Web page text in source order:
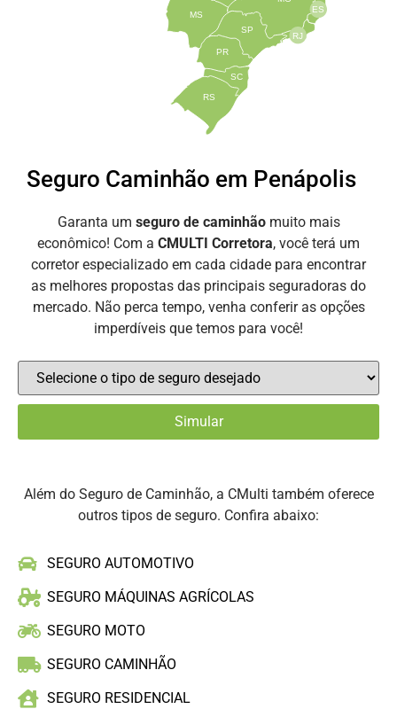
MS
PR
SC
RS
SP
RJ
ES
Seguro Caminhão em Penápolis
Garanta um seguro de caminhão muito mais
econômico! Com a CMULTI Corretora, você terá um
corretor especializado em cada cidade para encontrar
as melhores propostas das principais seguradoras do
mercado. Não perca tempo, venha conferir as opções
imperdíveis que temos para você!
Além do Seguro de Caminhão, a CMulti também oferece
outros tipos de seguro. Confira abaixo:
SEGURO AUTOMOTIVO
SEGURO MÁQUINAS AGRÍCOLAS
SEGURO MOTO
SEGURO CAMINHÃO
SEGURO RESIDENCIAL